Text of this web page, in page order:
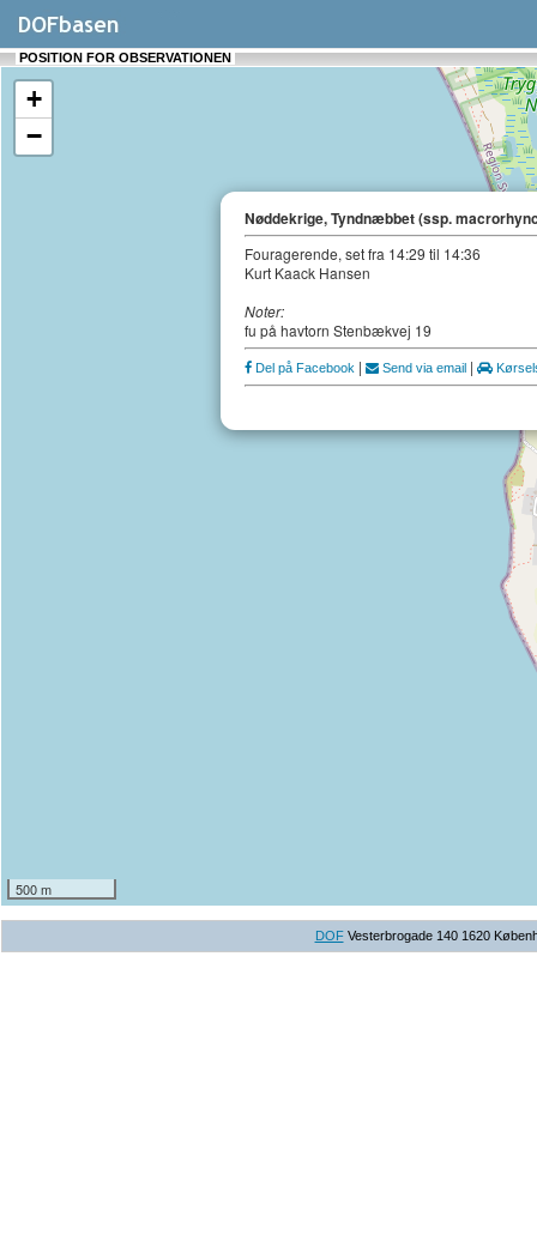
POSITION FOR OBSERVATIONEN
Nøddekrige, Tyndnæbbet (ssp.
Fouragerende, set fra 14:29 til 14:36
Kurt Kaack Hansen
Noter:
fu på havtorn Stenbækvej 19
Del på Facebook | Send via email |
+
−
500 m
DOFVesterbrogade 140 1620